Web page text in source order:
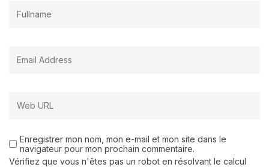
Enregistrer mon nom, mon e-mail et mon site dans le
navigateur pour mon prochain commentaire.
Vérifiez que vous n'êtes pas un robot en résolvant le calcul